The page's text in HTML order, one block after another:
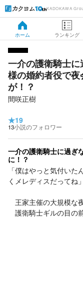
KADOKAWA
ホーム ランキング
一介の護衛騎士
様の婚約者役で
が！？
間咲正樹
★19
13小説のフォロワー
一介の護衛騎士に過ぎ
に！？
「僕はやっと気付い
くメレディスだってね」
王家主催の大規模な
護衛騎士ギルの目の